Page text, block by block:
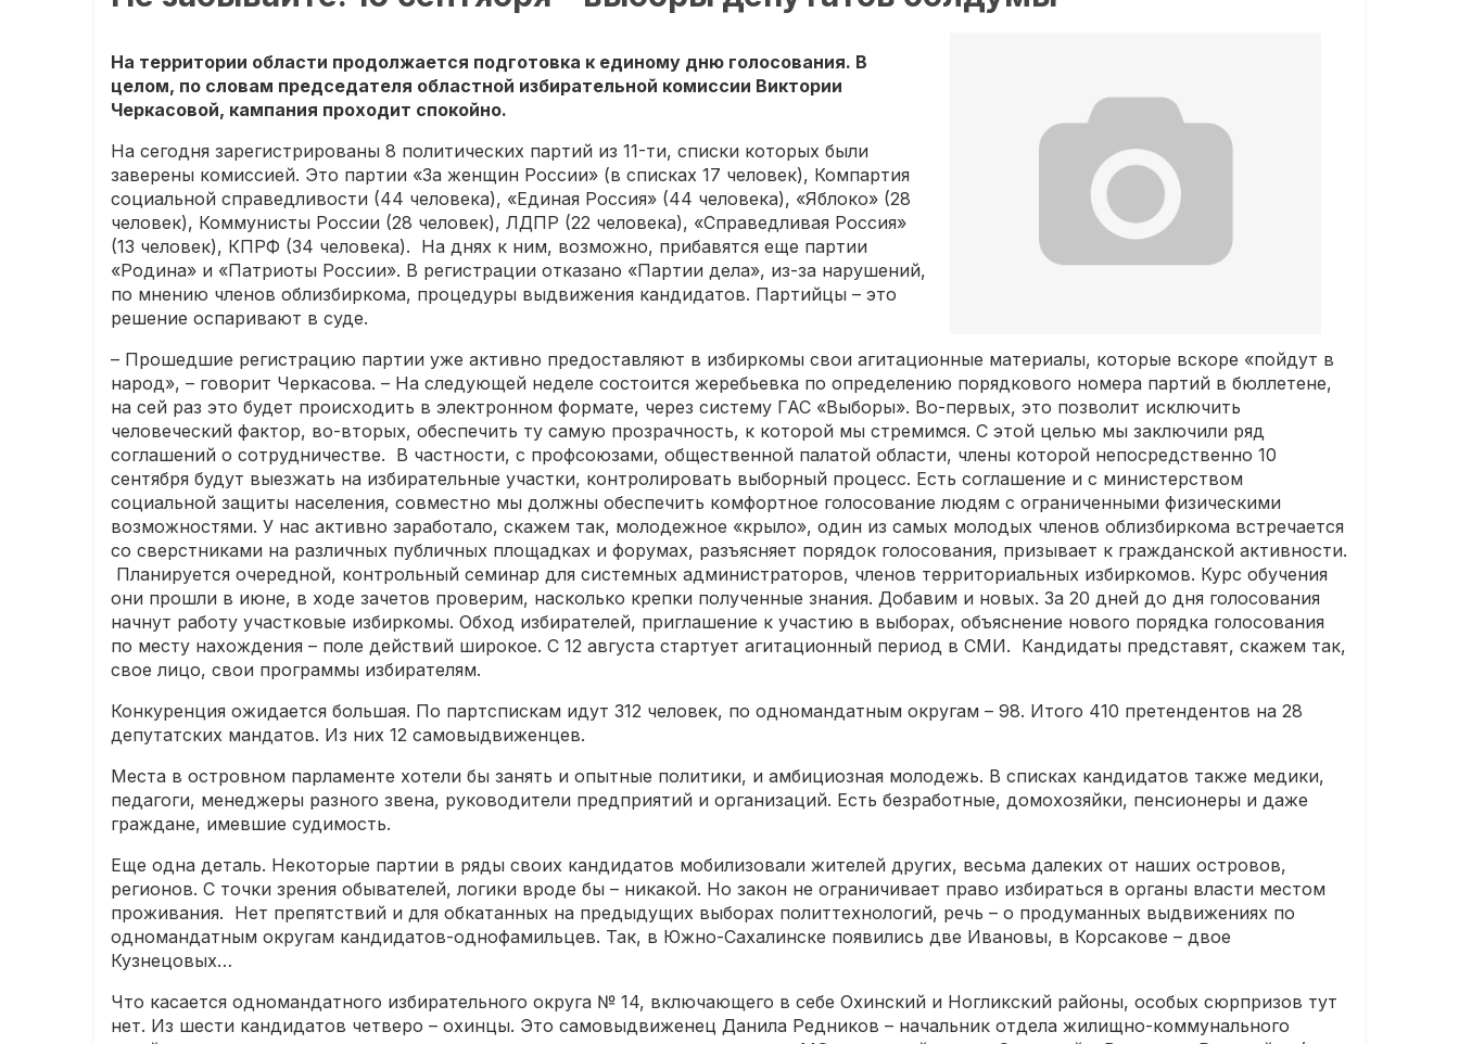
На территории области продолжается подготовка к единому дню голосования. В
целом, по словам председателя областной избирательной комиссии Виктории
Черкасовой, кампания проходит спокойно.
На сегодня зарегистрированы 8 политических партий из 11-ти, списки которых были
заверены комиссией. Это партии «За женщин России» (в списках 17 человек), Компартия
социальной справедливости (44 человека), «Единая Россия» (44 человека), «Яблоко» (28
человек), Коммунисты России (28 человек), ЛДПР (22 человека), «Справедливая Россия»
(13 человек), КПРФ (34 человека). На днях к ним, возможно, прибавятся еще партии
«Родина» и «Патриоты России». В регистрации отказано «Партии дела», из-за нарушений,
по мнению членов облизбиркома, процедуры выдвижения кандидатов. Партийцы – это
решение оспаривают в суде.
– Прошедшие регистрацию партии уже активно предоставляют в избиркомы свои агитационные материалы, которые вскоре «пойдут в
народ», – говорит Черкасова. – На следующей неделе состоится жеребьевка по определению порядкового номера партий в бюллетене,
на сей раз это будет происходить в электронном формате, через систему ГАС «Выборы». Во-первых, это позволит исключить
человеческий фактор, во-вторых, обеспечить ту самую прозрачность, к которой мы стремимся. С этой целью мы заключили ряд
соглашений о сотрудничестве. В частности, с профсоюзами, общественной палатой области, члены которой непосредственно 10
сентября будут выезжать на избирательные участки, контролировать выборный процесс. Есть соглашение и с министерством
социальной защиты населения, совместно мы должны обеспечить комфортное голосование людям с ограниченными физическими
возможностями. У нас активно заработало, скажем так, молодежное «крыло», один из самых молодых членов облизбиркома встречается
со сверстниками на различных публичных площадках и форумах, разъясняет порядок голосования, призывает к гражданской активности.
Планируется очередной, контрольный семинар для системных администраторов, членов территориальных избиркомов. Курс обучения
они прошли в июне, в ходе зачетов проверим, насколько крепки полученные знания. Добавим и новых. За 20 дней до дня голосования
начнут работу участковые избиркомы. Обход избирателей, приглашение к участию в выборах, объяснение нового порядка голосования
по месту нахождения – поле действий широкое. С 12 августа стартует агитационный период в СМИ. Кандидаты представят, скажем так,
свое лицо, свои программы избирателям.
Конкуренция ожидается большая. По партспискам идут 312 человек, по одномандатным округам – 98. Итого 410 претендентов на 28
депутатских мандатов. Из них 12 самовыдвиженцев.
Места в островном парламенте хотели бы занять и опытные политики, и амбициозная молодежь. В списках кандидатов также медики,
педагоги, менеджеры разного звена, руководители предприятий и организаций. Есть безработные, домохозяйки, пенсионеры и даже
граждане, имевшие судимость.
Еще одна деталь. Некоторые партии в ряды своих кандидатов мобилизовали жителей других, весьма далеких от наших островов,
регионов. С точки зрения обывателей, логики вроде бы – никакой. Но закон не ограничивает право избираться в органы власти местом
проживания. Нет препятствий и для обкатанных на предыдущих выборах политтехнологий, речь – о продуманных выдвижениях по
одномандатным округам кандидатов-однофамильцев. Так, в Южно-Сахалинске появились две Ивановы, в Корсакове – двое
Кузнецовых…
Что касается одномандатного избирательного округа № 14, включающего в себе Охинский и Ногликский районы, особых сюрпризов тут
нет. Из шести кандидатов четверо – охинцы. Это самовыдвиженец Данила Редников – начальник отдела жилищно-коммунального